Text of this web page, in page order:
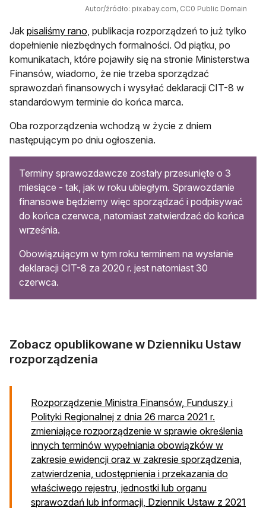
Autor/źródło: pixabay.com, CC0 Public Domain
Jak pisaliśmy rano, publikacja rozporządzeń to już tylko
dopełnienie niezbędnych formalności. Od piątku, po
komunikatach, które pojawiły się na stronie Ministerstwa
Finansów, wiadomo, że nie trzeba sporządzać
sprawozdań finansowych i wysyłać deklaracji CIT-8 w
standardowym terminie do końca marca.
Oba rozporządzenia wchodzą w życie z dniem
następującym po dniu ogłoszenia.
Terminy sprawozdawcze zostały przesunięte o 3
miesiące - tak, jak w roku ubiegłym. Sprawozdanie
finansowe będziemy więc sporządzać i podpisywać
do końca czerwca, natomiast zatwierdzać do końca
września.
Obowiązującym w tym roku terminem na wysłanie
deklaracji CIT-8 za 2020 r. jest natomiast 30
czerwca.
Zobacz opublikowane w Dzienniku Ustaw
rozporządzenia
Rozporządzenie Ministra Finansów, Funduszy i
Polityki Regionalnej z dnia 26 marca 2021 r.
zmieniające rozporządzenie w sprawie określenia
innych terminów wypełniania obowiązków w
zakresie ewidencji oraz w zakresie sporządzenia,
zatwierdzenia, udostępnienia i przekazania do
właściwego rejestru, jednostki lub organu
sprawozdań lub informacji, Dziennik Ustaw z 2021